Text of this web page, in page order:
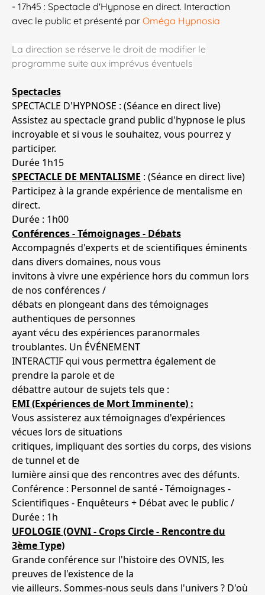
- 17h45 : Spectacle d'Hypnose en direct. Interaction
avec le public et présenté par Oméga Hypnosia
La direction se réserve le droit de modifier le
programme suite aux imprévus éventuels
Spectacles
SPECTACLE D'HYPNOSE : (Séance en direct live)
Assistez au spectacle grand public d'hypnose le plus
incroyable et si vous le souhaitez, vous pourrez y
participer.
Durée 1h15
SPECTACLE DE MENTALISME : (Séance en direct live)
Participez à la grande expérience de mentalisme en
direct.
Durée : 1h00
Conférences - Témoignages - Débats
Accompagnés d'experts et de scientifiques éminents
dans divers domaines, nous vous
invitons à vivre une expérience hors du commun lors
de nos conférences /
débats en plongeant dans des témoignages
authentiques de personnes
ayant vécu des expériences paranormales
troublantes. Un ÉVÉNEMENT
INTERACTIF qui vous permettra également de
prendre la parole et de
débattre autour de sujets tels que :
EMI (Expériences de Mort Imminente) :
Vous assisterez aux témoignages d'expériences
vécues lors de situations
critiques, impliquant des sorties du corps, des visions
de tunnel et de
lumière ainsi que des rencontres avec des défunts.
Conférence : Personnel de santé - Témoignages -
Scientifiques - Enquêteurs + Débat avec le public /
Durée : 1h
UFOLOGIE (OVNI - Crops Circle - Rencontre du
3ème Type)
Grande conférence sur l'histoire des OVNIS, les
preuves de l'existence de la
vie ailleurs. Sommes-nous seuls dans l'univers ? D'où